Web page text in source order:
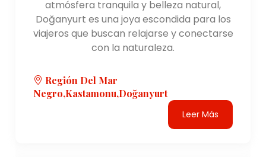
atmósfera tranquila y belleza natural,
Doğanyurt es una joya escondida para los
viajeros que buscan relajarse y conectarse
con la naturaleza.
Región Del Mar
Negro,Kastamonu,Doğanyurt
Leer Más